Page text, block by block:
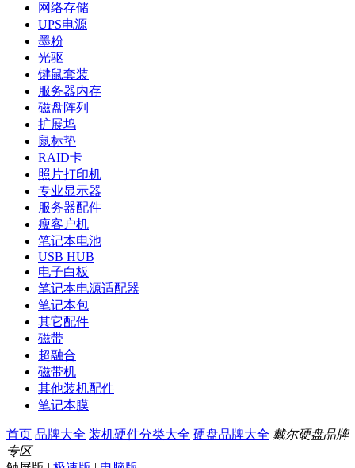
网络存储
UPS电源
墨粉
光驱
键鼠套装
服务器内存
磁盘阵列
扩展坞
鼠标垫
RAID卡
照片打印机
专业显示器
服务器配件
瘦客户机
笔记本电池
USB HUB
电子白板
笔记本电源适配器
笔记本包
其它配件
磁带
超融合
磁带机
其他装机配件
笔记本膜
首页 品牌大全 装机硬件分类大全 硬盘品牌大全 戴尔硬盘品牌
专区